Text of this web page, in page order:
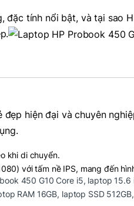
đặc tính nổi bật, và tại sao
hiện đại và chuyên
khi di chuyển.
với tấm nề IPS, mang đến
450 G10 Core i5, laptop 15.6
RAM 16GB, laptop SSD 512GB,